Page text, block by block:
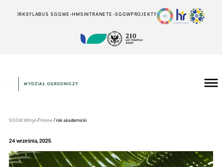
IRKSYLABUS SGGWE-HMSINTRANETE-SGGWPROJEKTY
WYDZIAŁ OGRODNICZY
SGGW Witryn/Home/rok akademicki
24 września, 2025